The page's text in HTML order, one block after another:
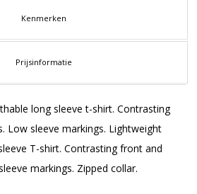
Kenmerken
Prijsinformatie
long sleeve t-shirt. Contrasting
Low sleeve markings. Lightweight
T-shirt. Contrasting front and
markings. Zipped collar.